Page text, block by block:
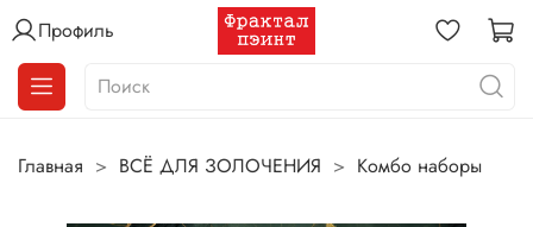
Профиль
Главная ВСЁ ДЛЯ ЗОЛОЧЕНИЯ Комбо наборы